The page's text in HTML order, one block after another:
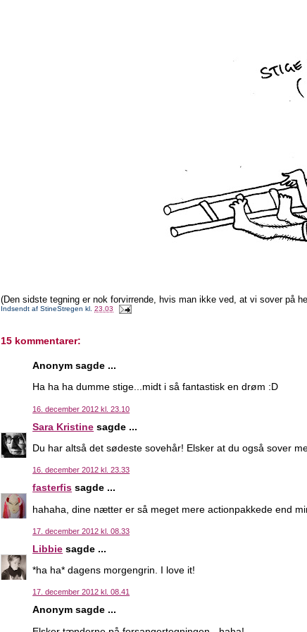
(Den sidste tegning er nok forvirrende, hvis man ikke ved, at vi sover på
Indsendt afStineStregen kl.23.03
15 kommentarer:
Anonym sagde ...
Ha ha ha dumme stige...midt i så fantastisk en drøm :D
16. december 2012 kl. 23.10
Sara Kristine sagde ...
Du har altså det sødeste sovehår! Elsker at du også sover
16. december 2012 kl. 23.33
fasterfis sagde ...
hahaha, dine nætter er så meget mere actionpakkede end
17. december 2012 kl. 08.33
Libbie sagde ...
*ha ha* dagens morgengrin. I love it!
17. december 2012 kl. 08.41
Anonym sagde ...